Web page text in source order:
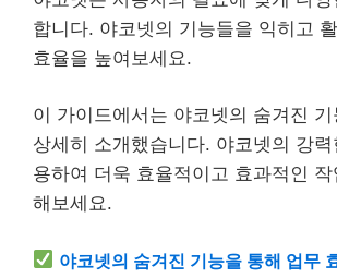
합니다. 야코넷의 기능들을 익히고
효율을 높여보세요.
이 가이드에서는 야코넷의 숨겨진
상세히 소개했습니다. 야코넷의 강
용하여 더욱 효율적이고 효과적인
해보세요.
야코넷의 숨겨진 기능을 통해 업무